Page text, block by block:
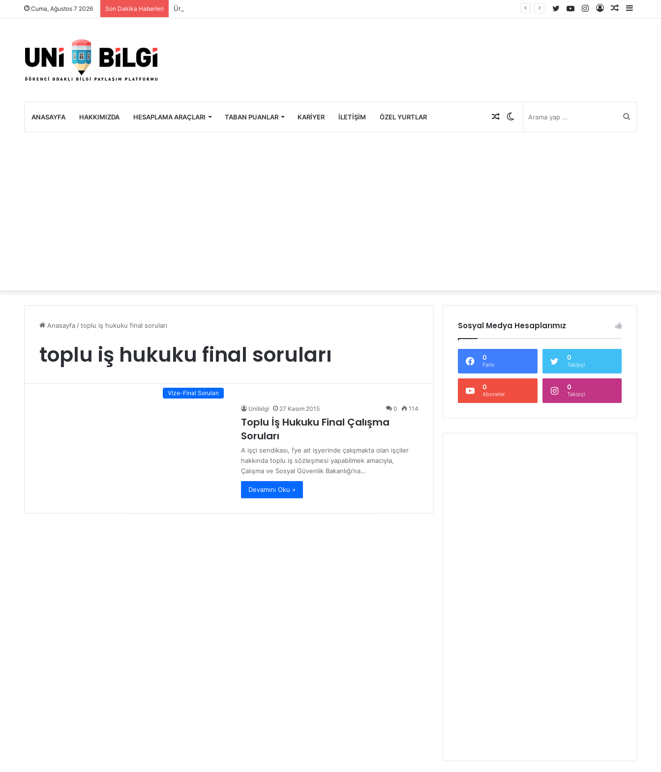
Cuma, Ağustos 7 2026 Son Dakika Haberleri Üniversite Öğrencileri İçin Ekonomik Tatil Rehberi
Rastgele
Kayıt
Instagram
YouTube
Twitter
ANASAYFA HAKKIMIZDA HESAPLAMA ARAÇLARI TABAN PUANLAR KARIYER İLETIŞIM ÖZEL YURTLAR Rastgele
Anasayfa / toplu iş hukuku final soruları
toplu iş hukuku final soruları
Vize-Final Soruları
Unibilgi 27 Kasım 2015 0 114
Toplu İş Hukuku Final Çalışma
Soruları
A işçi sendikası, İ’ye ait işyerinde çalışmakta olan işçiler
hakkında toplu iş sözleşmesi yapabilmek amacıyla,
Çalışma ve Sosyal Güvenlik Bakanlığı’na…
Devamını Oku »
Sosyal Medya Hesaplarımız
0
Fans
0
Takipçi
0
Aboneler
0
Takipçi